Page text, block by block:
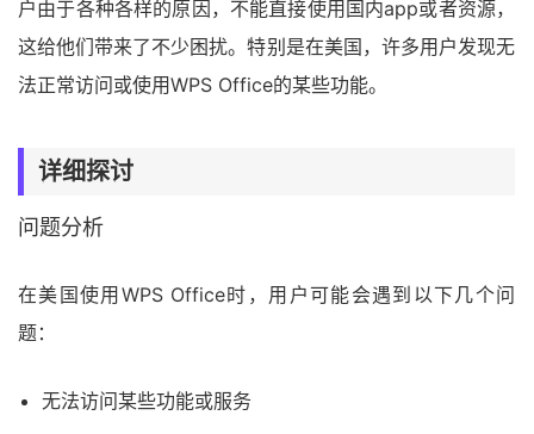
户由于各种各样的原因，不能直接使用国内app或者资源，
这给他们带来了不少困扰。特别是在美国，许多用户发现无
法正常访问或使用WPS Office的某些功能。
详细探讨
问题分析
在美国使用WPS Office时，用户可能会遇到以下几个问
题：
无法访问某些功能或服务